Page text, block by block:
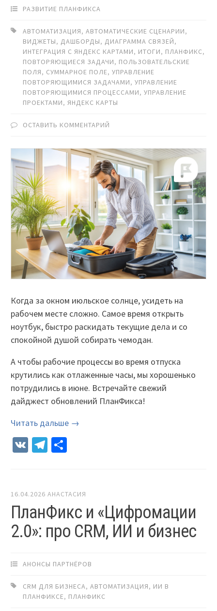
РАЗВИТИЕ ПЛАНФИКСА
АВТОМАТИЗАЦИЯ,АВТОМАТИЧЕСКИЕ СЦЕНАРИИ,
ВИДЖЕТЫ, ДАШБОРДЫ, ДИАГРАММА СВЯЗЕЙ,
ИНТЕГРАЦИЯ С ЯНДЕКС КАРТАМИ, ИТОГИ, ПЛАНФИКС,
ПОВТОРЯЮЩИЕСЯ ЗАДАЧИ, ПОЛЬЗОВАТЕЛЬСКИЕ
ПОЛЯ, СУММАРНОЕ ПОЛЕ,УПРАВЛЕНИЕ
ПОВТОРЯЮЩИМИСЯ ЗАДАЧАМИ,УПРАВЛЕНИЕ
ПОВТОРЯЮЩИМИСЯ ПРОЦЕССАМИ,УПРАВЛЕНИЕ
ПРОЕКТАМИ,ЯНДЕКС КАРТЫ
ОСТАВИТЬ КОММЕНТАРИЙ
Когда за окном июльское солнце, усидеть на
рабочем месте сложно. Самое время открыть
ноутбук, быстро раскидать текущие дела и со
спокойной душой собирать чемодан.
А чтобы рабочие процессы во время отпуска
крутились как отлаженные часы, мы хорошенько
потрудились в июне. Встречайте свежий
дайджест обновлений ПланФикса!
Читать дальше →
VK Telegram
16.04.2026 АНАСТАСИЯ
ПланФикс и «Цифромации
2.0»: про CRM, ИИ и бизнес
АНОНСЫ ПАРТНЁРОВ
CRM ДЛЯ БИЗНЕСА,АВТОМАТИЗАЦИЯ, ИИ В
ПЛАНФИКСЕ, ПЛАНФИКС